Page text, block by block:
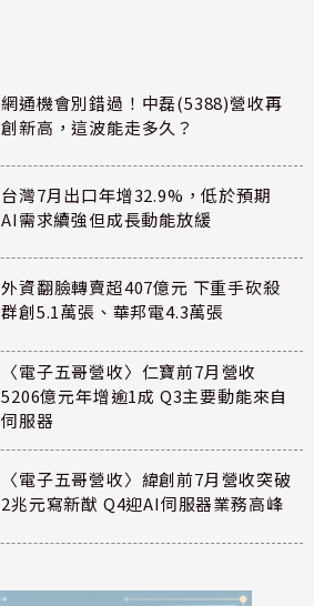
網通機會別錯過！中磊(5388)營收再
創新高，這波能走多久？
台灣7月出口年增32.9%，低於預期
AI需求續強但成長動能放緩
外資翻臉轉賣超407億元 下重手砍殺
群創5.1萬張、華邦電4.3萬張
〈電子五哥營收〉仁寶前7月營收
5206億元年增逾1成 Q3主要動能來自
伺服器
〈電子五哥營收〉緯創前7月營收突破
2兆元寫新猷 Q4迎AI伺服器業務高峰